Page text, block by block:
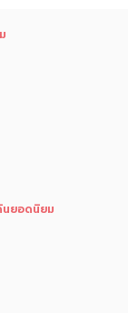
##
นยอดนิยม